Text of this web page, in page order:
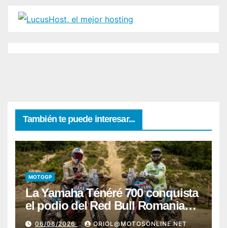
También te puede interesar...
MOTOGP
La Yamaha Ténéré 700 conquista
el podio del Red Bull Romaniacs
2026 con Pol Tarrés
06/08/2026 ORIOL@MOTOSONLINE.NET